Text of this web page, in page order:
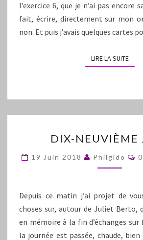
l’exercice 6, que je n’ai pas encore
fait, écrire, directement sur mon
non. Et puis j’avais quelques cartes
LIRE LA SUITELIRE
DIX-NEUVIÈME
19 Juin 2018 Philgido
Depuis ce matin j’ai projet de
choses sur, autour de Juliet Berto,
en mémoire à la fin d’échanges sur
la journée est passée, chaude,